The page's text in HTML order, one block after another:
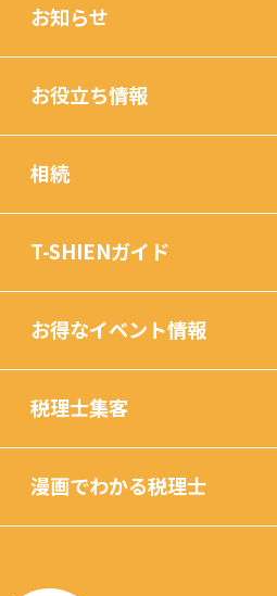
お知らせ
お役立ち情報
相続
T-SHIENガイド
お得なイベント情報
税理士集客
漫画でわかる税理士